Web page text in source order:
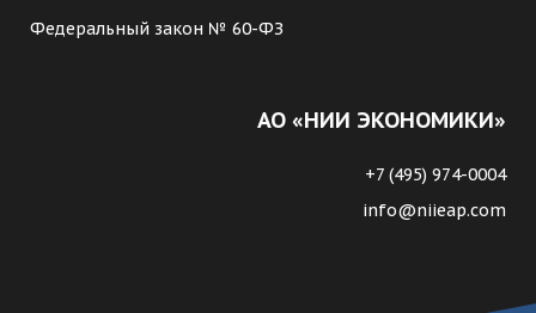
Федеральный закон № 60-ФЗ
АО «НИИ ЭКОНОМИКИ»
+7 (495) 974-0004
info@niieap.com